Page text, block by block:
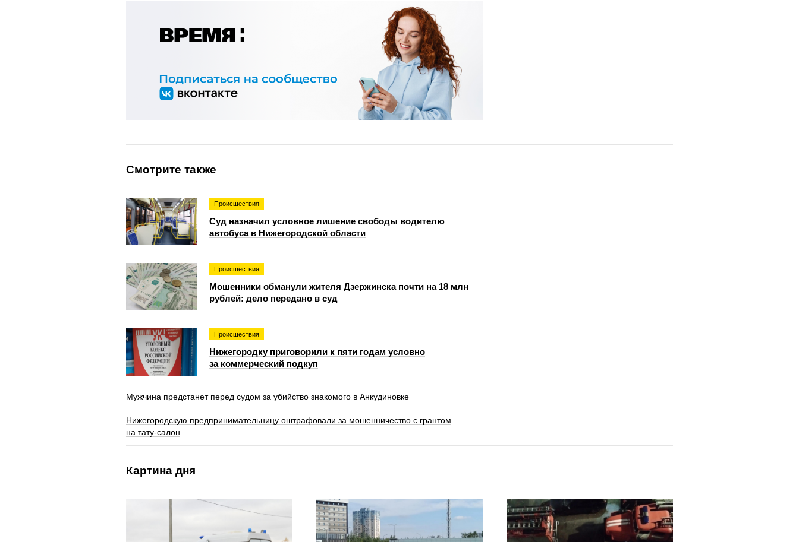
Смотрите также
Происшествия
Суд назначил условное лишение свободы водителю
автобуса в Нижегородской области
Происшествия
Мошенники обманули жителя Дзержинска почти на 18 млн
рублей: дело передано в суд
Происшествия
Нижегородку приговорили к пяти годам условно
за коммерческий подкуп
Мужчина предстанет перед судом за убийство знакомого в Анкудиновке
Нижегородскую предпринимательницу оштрафовали за мошенничество с грантом
на тату-салон
Картина дня